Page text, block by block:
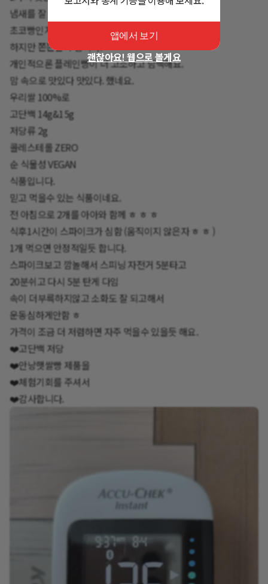
냄새를 잘 못맏는 비염환자라
초코빵인지 모르겠음.
하지만 쫀쫀쫀뜩 합니다.
개인적으론 플레인빵이 더 고소하고 담백해요.
맘 속으로 맛있다 맛있다. 했네요.
우리쌀 100%로
고단백 14g&15g
저당류 2g
콜레스테롤 ZERO
순 식물성 VEGAN
식품입니다.
믿고 먹을수 있는 식품이네요.
전 아침으로 2개를 아아와 함께 ㅎ ㅎ ㅎ
식후1시간이 스파이크가 심함 (움직이지 않은자 ㅎ ㅎ )
1개 먹으면 안정적일듯 합니다.
스파이크보고 깜놀해서 스피닝 자전거 5분타고
20분쉬고 다시 5분 탄게 다임
속이 더부륵하지않고 소화도 잘 되고해서
운동심하게안함 ㅎ
가격이 조금 더 저렴하면 자주 먹을수 있을듯 해요.
❤️고단백 저당
❤️안낭햇쌀빵 제품을
❤️체험기회를 주셔서
❤️감사합니다.
앱에서 보기
괜찮아요! 웹으로 볼게요